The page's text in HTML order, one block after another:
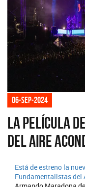
06-sep-2024
La Película
del Aire
Está de estreno la
Fundamentalistas del